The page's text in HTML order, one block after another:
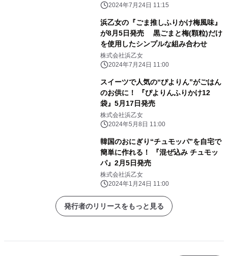
2024年7月24日 11:15
浜乙女の『ごま推しふりかけ梅風味』
が8月5日発売 黒ごまと梅(顆粒)だけ
を使用したシンプルな組み合わせ
株式会社浜乙女
2024年7月24日 11:00
スイーツで人気の“ぴよりん”がごはん
のお供に！ 『ぴよりんふりかけ12
袋』5月17日発売
株式会社浜乙女
2024年5月8日 11:00
韓国のおにぎり“チュモッパ”を自宅で
簡単に作れる！ 『混ぜ込み チュモッ
パ』2月5日発売
株式会社浜乙女
2024年1月24日 11:00
発行者のリリースをもっと見る